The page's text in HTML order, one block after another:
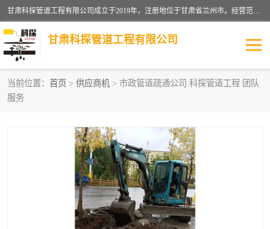
甘肃科探管道工程有限公司成立于2019年，注册地位于甘肃省兰州市。经营范围包括管道安装、清洗、疏通、维修、检测，防水工程，工程钻孔，化粪池清理，暖气安装，给排水管道安装维修，室内外管道如消防、供水、供热管道漏水检测定位，室内外防水堵漏等。
甘肃科探管道工程有限公司
当前位置： 首页 > 供应商机 > 市政管道疏通公司 科探管道工程 团队
服务
管道安装维修
漏水检查维修 消防管道漏水
供热管道漏水 排水管道漏水
自来水管漏水 管道疏通
高压车疏通清淤